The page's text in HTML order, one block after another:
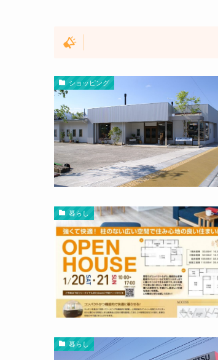
ショッピング
暮らし
暮らし